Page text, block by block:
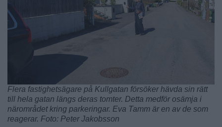
Flera fastighetsägare på Kullgatan försöker hävda sin rätt
till hela gatan längs deras tomter. Detta medför osämja i
närområdet kring parkeringar. Eva Tamm är en av de som
reagerar. Foto: Peter Jakobsson